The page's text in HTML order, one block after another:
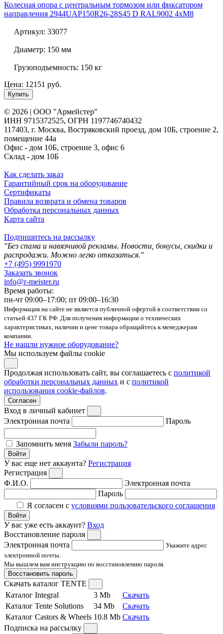
Колесная опора с центральным тормозом или фиксатором
направления 2944UAP150R26-28S45 D RAL9002 4xM8
Артикул: 33077
Диаметр: 150 мм
Грузоподъемность: 150 кг
Цена: 12151 руб.
Купить
© 2026 | ООО "Армейстер"
ИНН 9715372525, ОГРН 1197746740432
117403, г. Москва, Востряковский проезд, дом 10Б, строение 2,
помещение 44а
Офис - дом 10Б, строение 3, офис 6
Склад - дом 10Б
Как сделать заказ
Гарантийный срок на оборудование
Сертификаты
Правила возврата и обмена товаров
Обработка персональных данных
Карта сайта
Подпишитесь на рассылку
"Без спама и навязчивой рекламы. Новости, бонусы, скидки и
распродажи. Можно легко отказаться."
+7 (495) 9991970
Заказать звонок
info@r-meister.ru
Время работы:
пн-чт 09:00–17:00; пт 09:00–16:30
Информация на сайте не является публичной офертой в соответствии со
статьей 437 ГК РФ. Для получения информации о технических
характеристиках, наличии и цене товара обращайтесь к менеджерам
компании.
Не нашли нужное оборудование?
Мы используем файлы cookie
Продолжая использовать сайт, вы соглашаетесь с политикой
обработки персональных данных и с политикой
использования cookie-файлов.
Согласен
Вход в личный кабинет
Электронная почта
Пароль
Запомнить меня Забыли пароль?
Войти
У вас еще нет аккаунта? Регистрация
Регистрация
Ф.И.О.
Электронная почта
Пароль
Я согласен с условиями пользовательского соглашения
Войти
У вас уже есть аккаунт? Вход
Восстановление пароля
Электронная почта
Укажите адрес
электронной почты.
Мы вышлем вам инструкцию по восстановлению пароля.
Восстановить пароль
Скачать каталог TENTE
Каталог Integral
3 Mb
Скачать
Каталог Tente Solutions
34 Mb
Скачать
Каталог Castors & Wheels 10.8 Mb Скачать
Подписка на рассылку